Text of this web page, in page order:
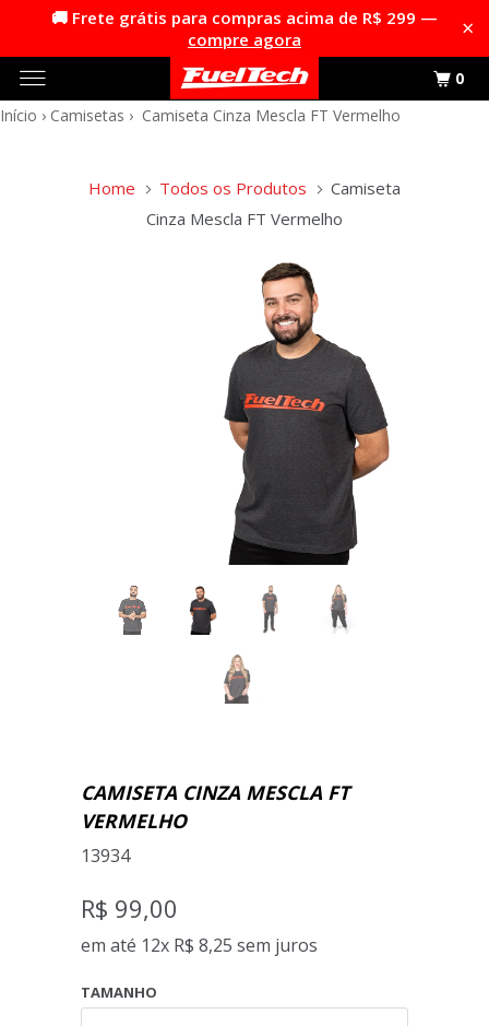
🚚 Frete grátis para compras acima de R$ 299 —
compre agora
×
Início › Camisetas › Camiseta Cinza Mescla FT Vermelho
Home Todos os Produtos
Camiseta
Cinza Mescla FT Vermelho
CAMISETA CINZA MESCLA FT
VERMELHO
13934
R$ 99,00
em até 12x R$ 8,25 sem juros
TAMANHO
0